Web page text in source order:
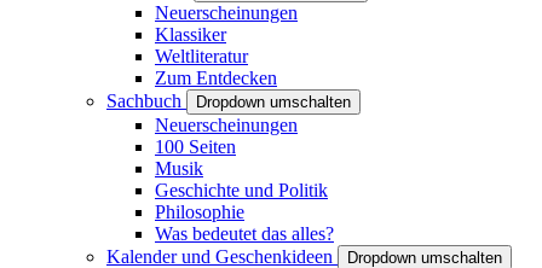
Neuerscheinungen
Klassiker
Weltliteratur
Zum Entdecken
Sachbuch
Dropdown umschalten
Neuerscheinungen
100 Seiten
Musik
Geschichte und Politik
Philosophie
Was bedeutet das alles?
Kalender und Geschenkideen
Dropdown umschalten